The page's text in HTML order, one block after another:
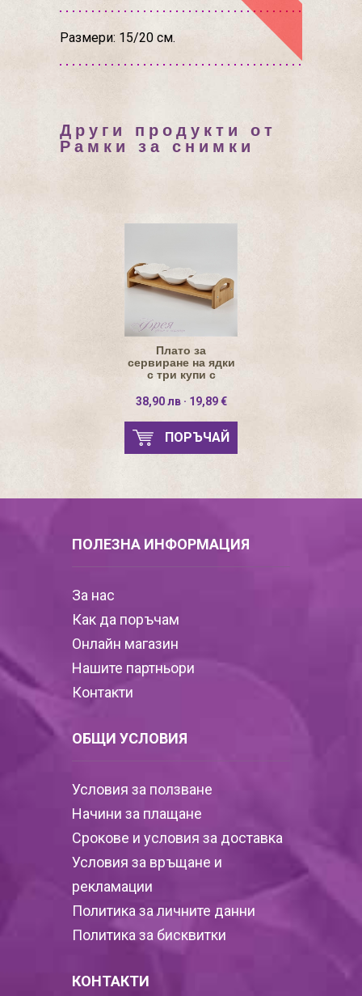
Размери: 15/20 см.
Други продукти от
Рамки за снимки
Плато за
сервиране на ядки
с три купи с
38,90 лв · 19,89 €
ПОРЪЧАЙ
ПОЛЕЗНА ИНФОРМАЦИЯ
За нас
Как да поръчам
Онлайн магазин
Нашите партньори
Контакти
ОБЩИ УСЛОВИЯ
Условия за ползване
Начини за плащане
Срокове и условия за доставка
Условия за връщане и
рекламации
Политика за личните данни
Политика за бисквитки
КОНТАКТИ